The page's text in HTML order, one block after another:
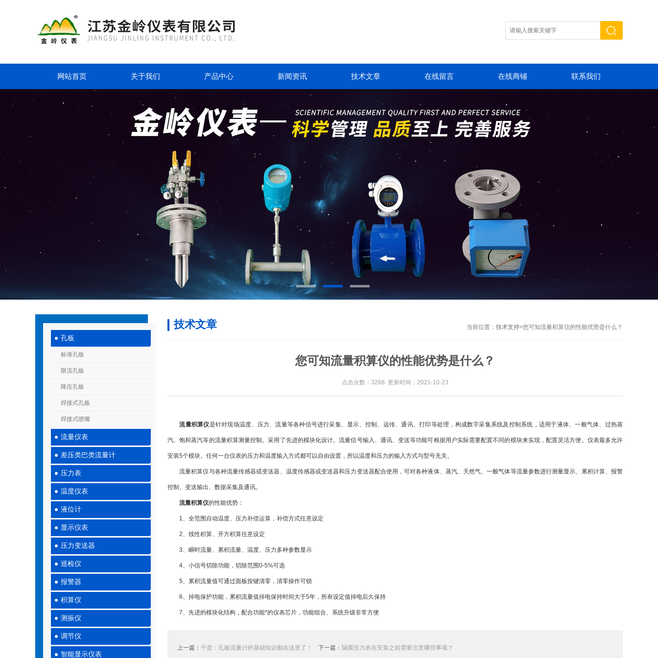
网站首页 关于我们 产品中心 新闻资讯 技术文章 在线留言 在线商铺 联系我们
孔板
标准孔板
限流孔板
降压孔板
焊接式孔板
焊接式喷嘴
流量仪表
差压类巴类流量计
压力表
温度仪表
液位计
显示仪表
压力变送器
巡检仪
报警器
积算仪
测振仪
调节仪
智能显示仪表
当前位置： 技术支持>您可知流量积算仪的性能优势是什么？
技术文章
您可知流量积算仪的性能优势是什么？
点击次数：3268 更新时间：2021-10-23
流量积算仪是针对现场温度、压力、流量等各种信号进行采集、显示、控制、远传、通讯、打印等处理，构成数字采集系统及控制系统，适用于液体、一般气体、过热蒸
汽、饱和蒸汽等的流量积算测量控制。采用了先进的模块化设计。流量信号输入、通讯、变送等功能可根据用户实际需要配置不同的模块来实现，配置灵活方便。仪表最多允许
安装5个模块。任何一台仪表的压力和温度输入方式都可以自由设置，所以温度和压力的输入方式与型号无关。
流量积算仪与各种流量传感器或变送器、温度传感器或变送器和压力变送器配合使用，可对各种液体、蒸汽、天然气、一般气体等流量参数进行测量显示、累积计算、报警
控制、变送输出、数据采集及通讯。
流量积算仪的性能优势：
1、全范围自动温度、压力补偿运算，补偿方式任意设定
2、线性积算、开方积算任意设定
3、瞬时流量、累积流量、温度、压力多种参数显示
4、小信号切除功能，切除范围0-5%可选
5、累积流量值可通过面板按键清零，清零操作可锁
6、掉电保护功能，累积流量值掉电保持时间大于5年，所有设定值掉电后久保持
7、先进的模块化结构，配合功能*的仪表芯片，功能组合、系统升级非常方便
上一篇： 干货：孔板流量计的基础知识都在这里了！ 下一篇： 隔膜压力表在安装之前需要注意哪些事项？